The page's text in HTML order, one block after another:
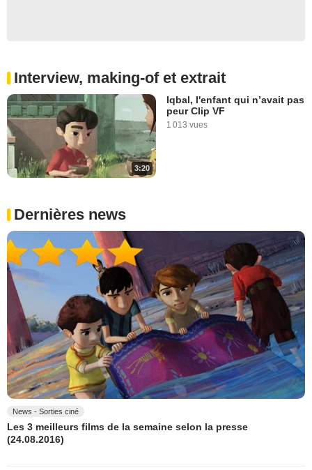
Interview, making-of et extrait
3:20
Iqbal, l'enfant qui n’avait pas
peur Clip VF
1 013 vues
Dernières news
News - Sorties ciné
Les 3 meilleurs films de la semaine selon la presse
(24.08.2016)